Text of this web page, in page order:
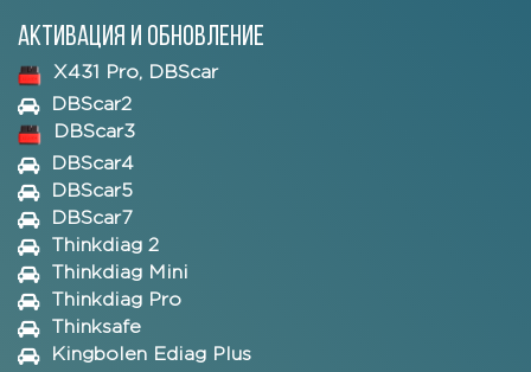
Активация и обновление
X431 Pro, DBScar
DBScar2
DBScar3
DBScar4
DBScar5
DBScar7
Thinkdiag 2
Thinkdiag Mini
Thinkdiag Pro
Thinksafe
Kingbolen Ediag Plus